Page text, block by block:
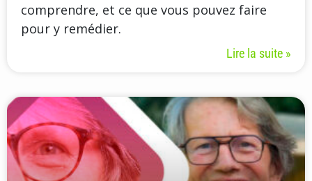
comprendre, et ce que vous pouvez faire
pour y remédier.
Lire la suite »